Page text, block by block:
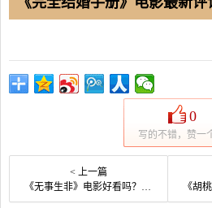
0
写的不错，赞一
< 上一篇
《无事生非》电影好看吗？无事生非影评及简介
《胡桃钳